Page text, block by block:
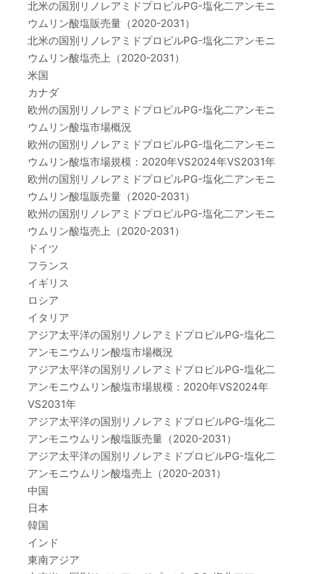
北米の国別リノレアミドプロピルPG-塩化二アンモニ
ウムリン酸塩販売量（2020-2031）
北米の国別リノレアミドプロピルPG-塩化二アンモニ
ウムリン酸塩売上（2020-2031）
米国
カナダ
欧州の国別リノレアミドプロピルPG-塩化二アンモニ
ウムリン酸塩市場概況
欧州の国別リノレアミドプロピルPG-塩化二アンモニ
ウムリン酸塩市場規模：2020年VS2024年VS2031年
欧州の国別リノレアミドプロピルPG-塩化二アンモニ
ウムリン酸塩販売量（2020-2031）
欧州の国別リノレアミドプロピルPG-塩化二アンモニ
ウムリン酸塩売上（2020-2031）
ドイツ
フランス
イギリス
ロシア
イタリア
アジア太平洋の国別リノレアミドプロピルPG-塩化二
アンモニウムリン酸塩市場概況
アジア太平洋の国別リノレアミドプロピルPG-塩化二
アンモニウムリン酸塩市場規模：2020年VS2024年
VS2031年
アジア太平洋の国別リノレアミドプロピルPG-塩化二
アンモニウムリン酸塩販売量（2020-2031）
アジア太平洋の国別リノレアミドプロピルPG-塩化二
アンモニウムリン酸塩売上（2020-2031）
中国
日本
韓国
インド
東南アジア